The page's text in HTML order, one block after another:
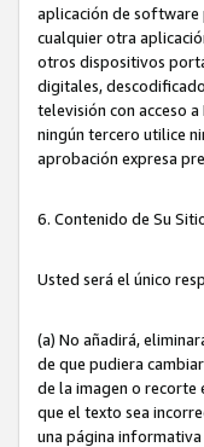
aplicación de software
cualquier otra
otros dispositivos
digitales,
televisión con acceso
ningún tercero utilice
aprobación expresa
6. Contenido de Su
Usted será el único
(a) No añadirá,
de que pudiera
de la imagen o recorte
que el texto sea
una página